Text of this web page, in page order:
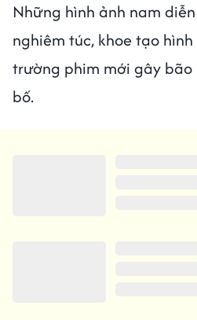
Những hình ảnh nam
nghiêm túc, khoe tạo
trường phim mới gây bão
bố.